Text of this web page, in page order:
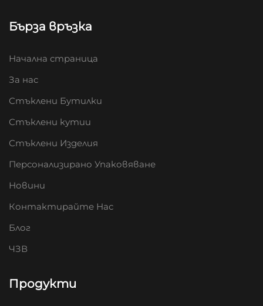
Бърза връзка
Начална страница
За нас
Стъклени Бутилки
Стъклени кутии
Стъклени Изделия
Персонализирано Упаковяване
Новини
Контактирайте Нас
Блог
ЧЗВ
Продукти